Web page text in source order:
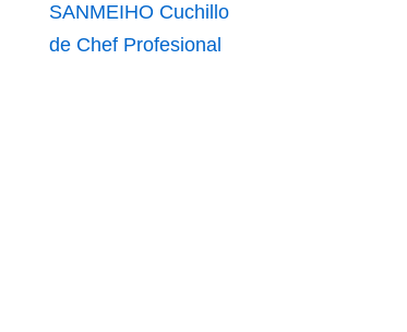
SANMEIHO Cuchillo
de Chef Profesional